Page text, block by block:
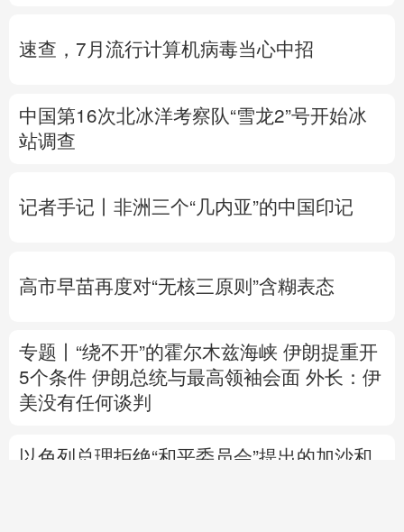
速查，7月流行计算机病毒当心中招
中国第16次北冰洋考察队“雪龙2”号开始冰
站调查
记者手记丨非洲三个“几内亚”的中国印记
高市早苗再度对“无核三原则”含糊表态
专题丨 “绕不开”的霍尔木兹海峡 伊朗提重开
5个条件 伊朗总统与最高领袖会面 外长：伊
美没有任何谈判
以色列总理拒绝“和平委员会”提出的加沙和